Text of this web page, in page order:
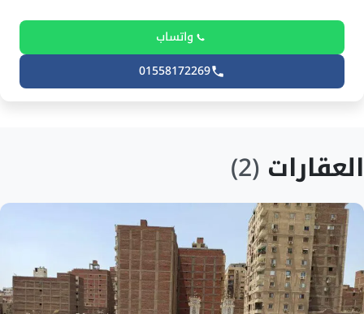
واتساب
01558172269
العقارات (2)